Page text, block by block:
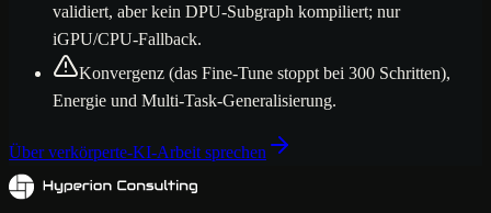
validiert, aber kein DPU-Subgraph kompiliert; nur
iGPU/CPU-Fallback.
Konvergenz (das Fine-Tune stoppt bei 300 Schritten),
Energie und Multi-Task-Generalisierung.
Über verkörperte-KI-Arbeit sprechen